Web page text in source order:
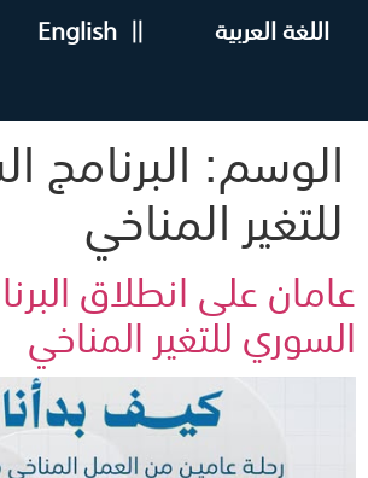
English || اللغة العربية
الوسم: البرنامج
للتغير المناخي
عامان على انطلاق
السوري للتغير المناخي